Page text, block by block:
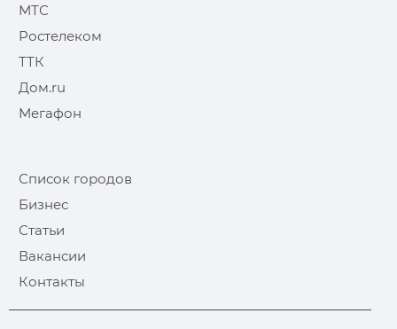
МТС
Ростелеком
ТТК
Дом.ru
Мегафон
Список городов
Бизнес
Статьи
Вакансии
Контакты